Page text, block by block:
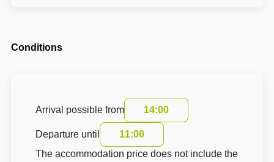
Conditions
Arrival possible from 14:00
Departure until
11:00
The accommodation price does not include the